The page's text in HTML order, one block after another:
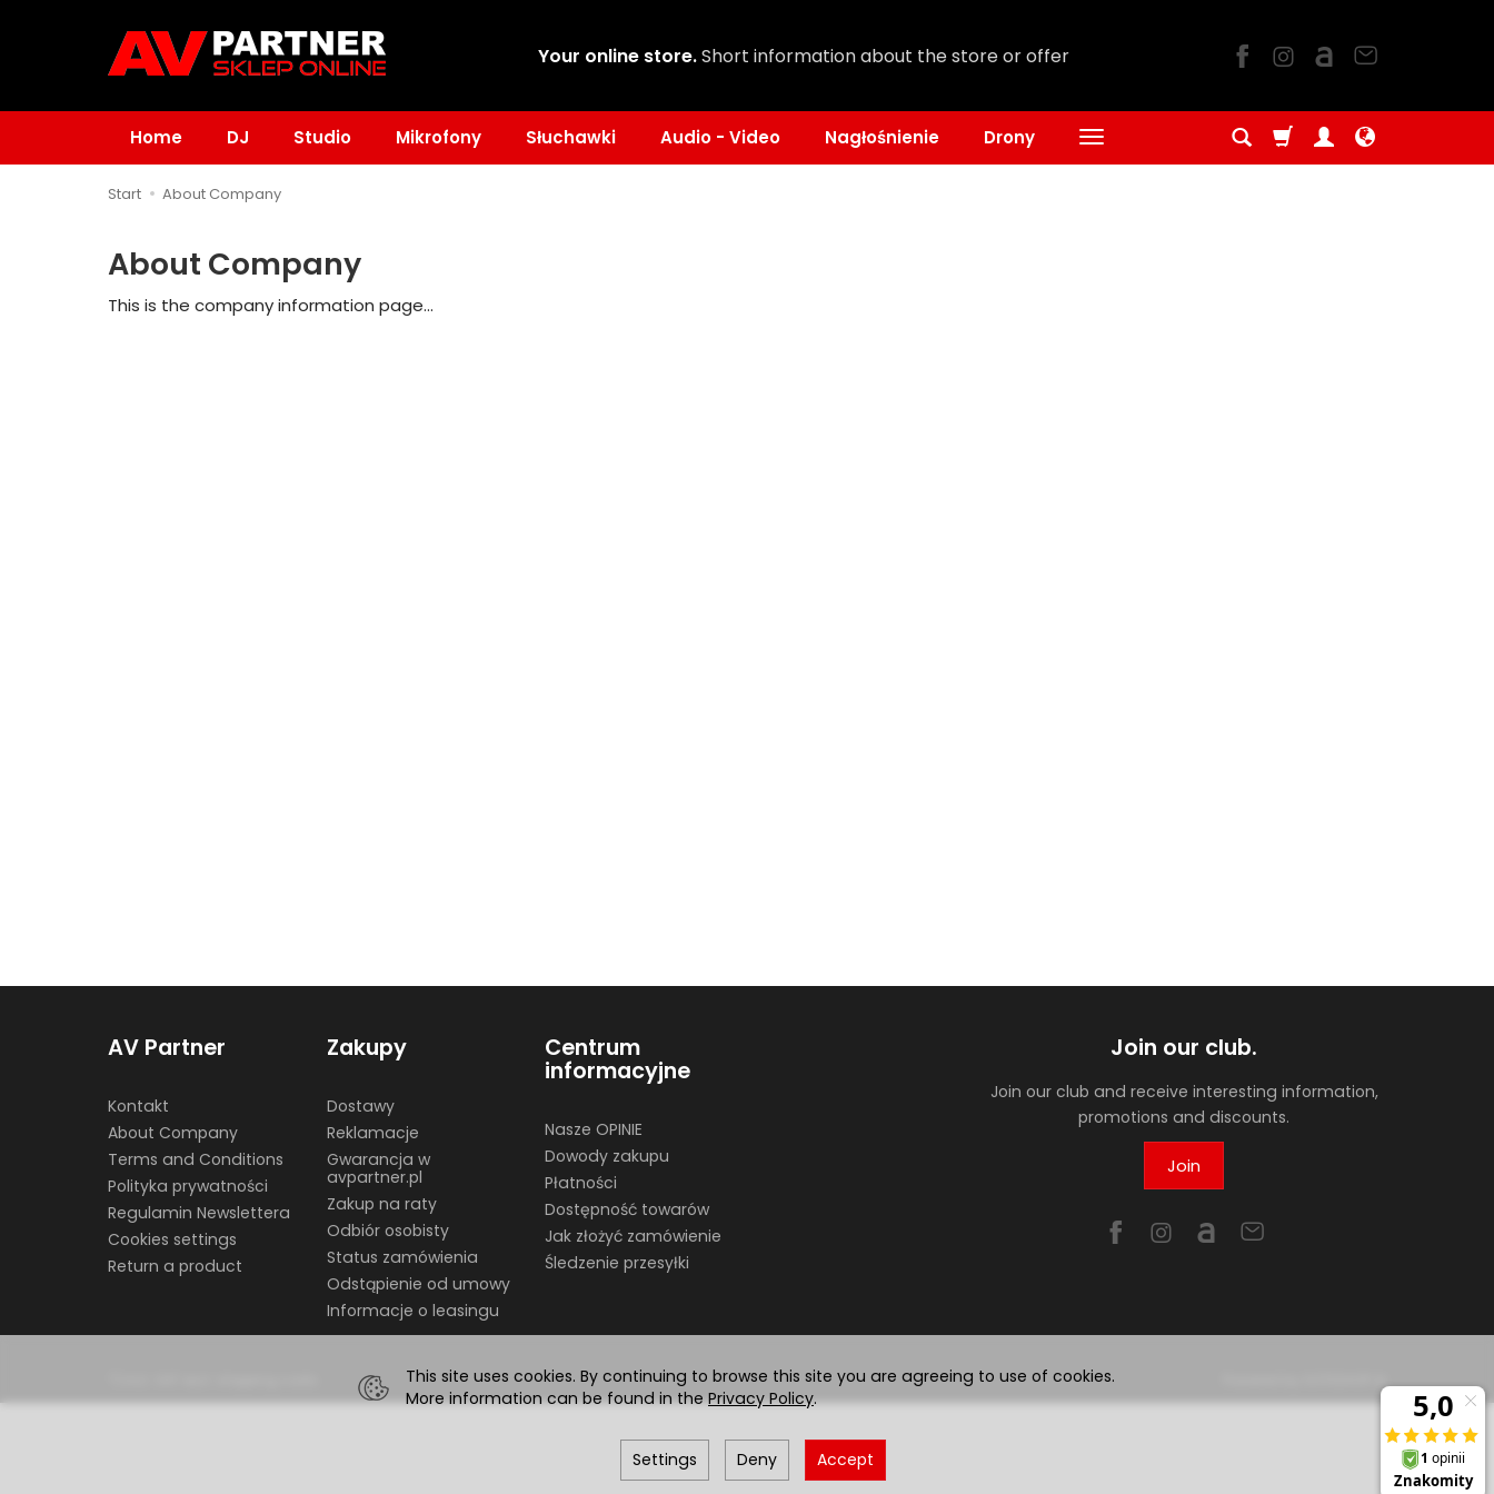
Your online store.Short information about the store or offer
Home DJ Studio Mikrofony Słuchawki Audio - Video Nagłośnienie Drony
Start About Company
About Company
This is the company information page...
AV Partner
Kontakt
About Company
Terms and Conditions
Polityka prywatności
Regulamin Newslettera
Cookies settings
Return a product
Zakupy
Dostawy
Reklamacje
Gwarancja w
avpartner.pl
Zakup na raty
Odbiór osobisty
Status zamówienia
Odstąpienie od umowy
Informacje o leasingu
Centrum
informacyjne
Nasze OPINIE
Dowody zakupu
Płatności
Dostępność towarów
Jak złożyć zamówienie
Śledzenie przesyłki
Join our club.
Join our club and receive interesting information,
promotions and discounts.
Join
This site uses cookies. By continuing to browse this site you are agreeing to use of cookies.
More information can be found in thePrivacy Policy.
Settings Deny Accept